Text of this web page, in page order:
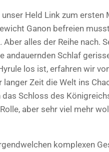
Held Link zum ersten
Ganon befreien
alles der Reihe nach.
andauernden Schlaf
los ist, erfahren wir
Zeit die Welt ins
Schloss des
aber sehr viel mehr
komplexen